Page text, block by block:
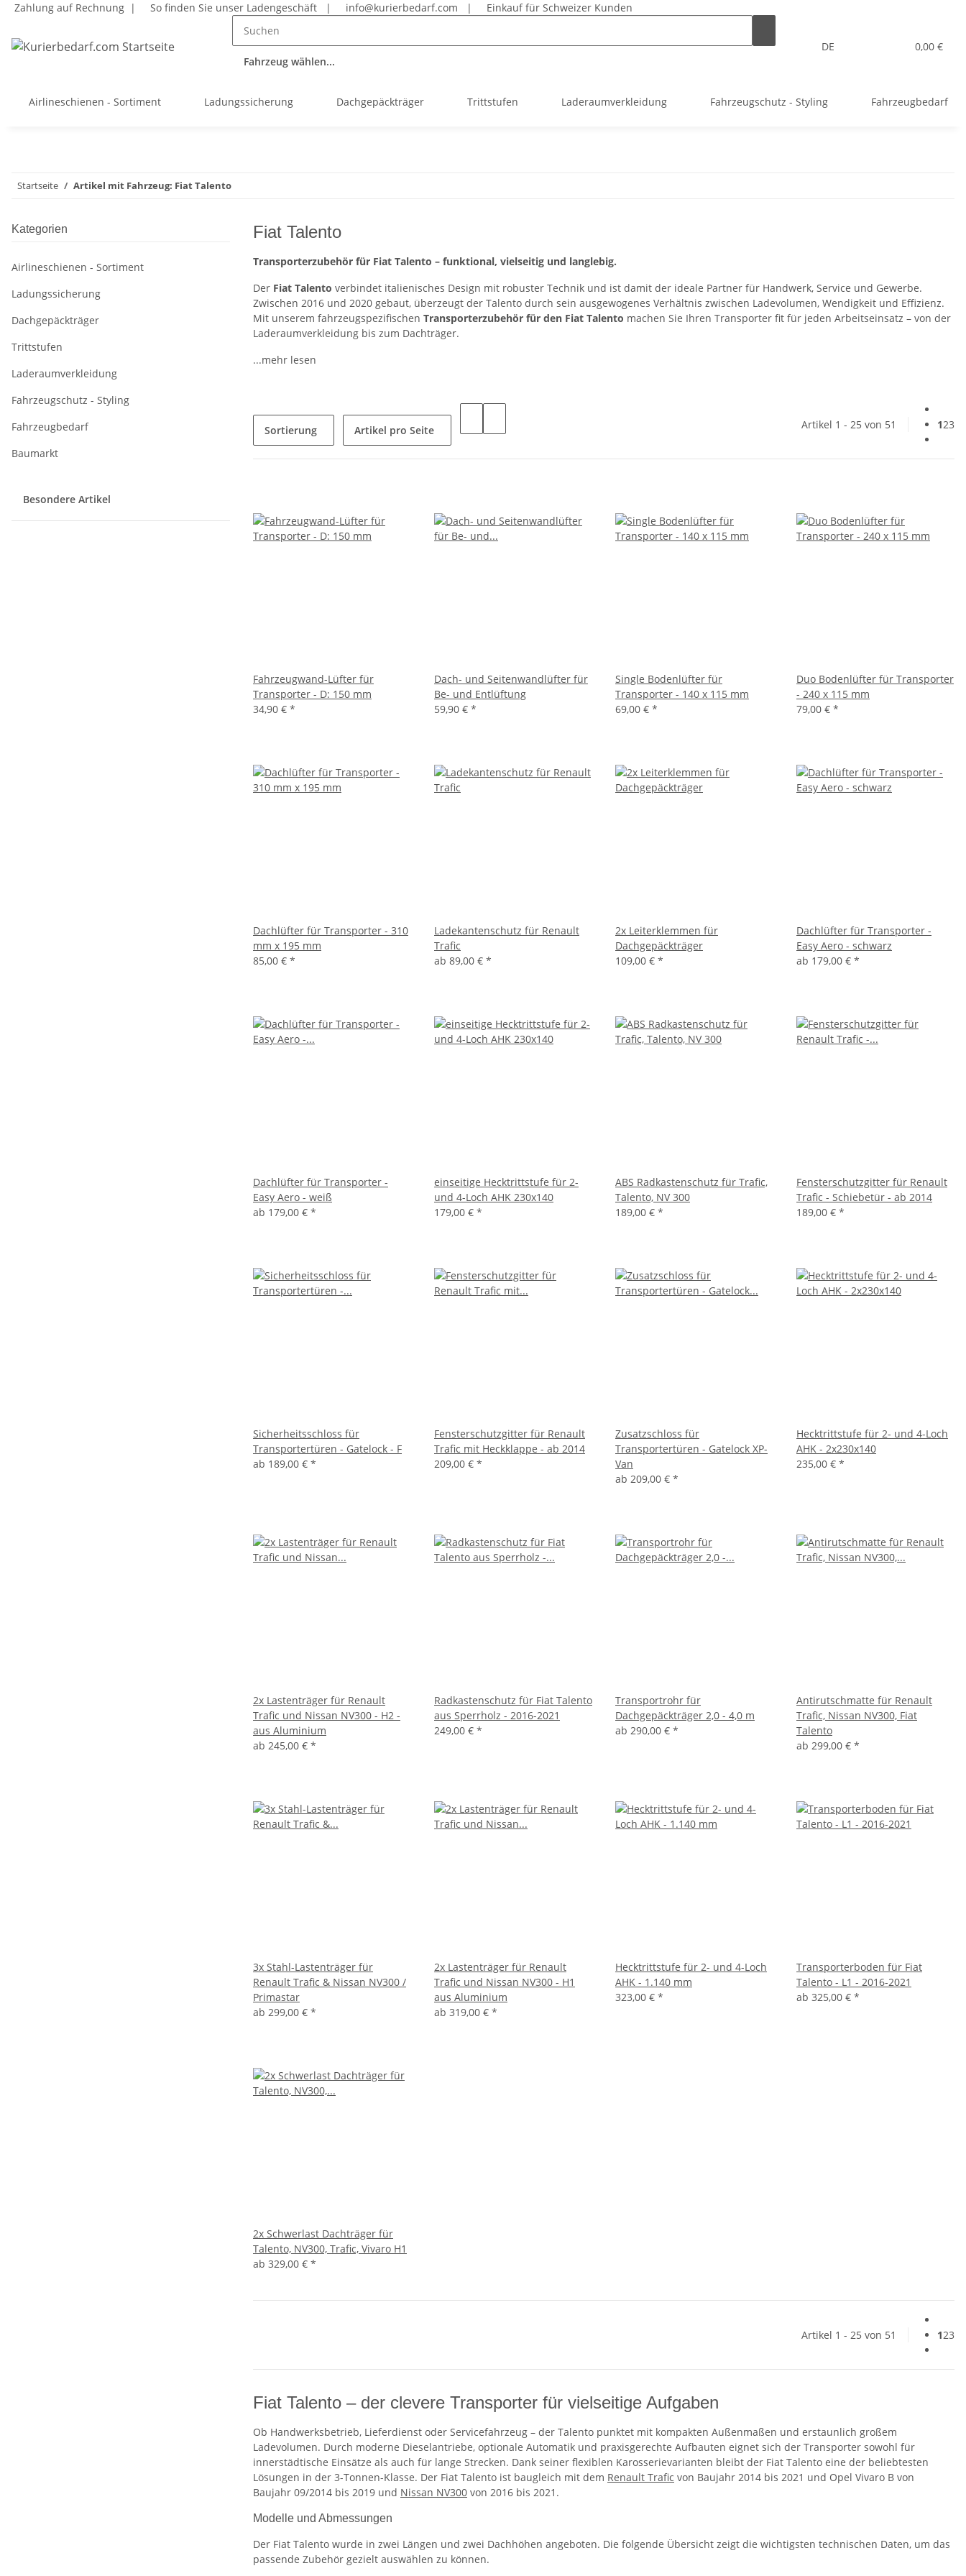
Zahlung auf Rechnung | So finden Sie unser Ladengeschäft | info@kurierbedarf.com | Einkauf für Schweizer Kunden
Fahrzeug wählen...
DE 0,00 €
Airlineschienen - Sortiment Ladungssicherung Dachgepäckträger Trittstufen Laderaumverkleidung Fahrzeugschutz - Styling Fahrzeugbedarf
Startseite Artikel mit Fahrzeug: Fiat Talento
Fiat Talento
Transporterzubehör für Fiat Talento – funktional, vielseitig und langlebig.
Der Fiat Talento verbindet italienisches Design mit robuster Technik und ist damit der ideale Partner für Handwerk, Service und Gewerbe.
Zwischen 2016 und 2020 gebaut, überzeugt der Talento durch sein ausgewogenes Verhältnis zwischen Ladevolumen, Wendigkeit und Effizienz.
Mit unserem fahrzeugspezifischen Transporterzubehör für den Fiat Talento machen Sie Ihren Transporter fit für jeden Arbeitseinsatz – von der
Laderaumverkleidung bis zum Dachträger.
...mehr lesen
Sortierung Artikel pro Seite Artikel 1 - 25 von 51 123
Fahrzeugwand-Lüfter für
Transporter - D: 150 mm
34,90 € *
Dach- und Seitenwandlüfter für
Be- und Entlüftung
59,90 € *
Single Bodenlüfter für
Transporter - 140 x 115 mm
69,00 € *
Duo Bodenlüfter für Transporter
- 240 x 115 mm
79,00 € *
Dachlüfter für Transporter - 310
mm x 195 mm
85,00 € *
Ladekantenschutz für Renault
Trafic
ab 89,00 € *
2x Leiterklemmen für
Dachgepäckträger
109,00 € *
Dachlüfter für Transporter -
Easy Aero - schwarz
ab 179,00 € *
Dachlüfter für Transporter -
Easy Aero - weiß
ab 179,00 € *
einseitige Hecktrittstufe für 2-
und 4-Loch AHK 230x140
179,00 € *
ABS Radkastenschutz für Trafic,
Talento, NV 300
189,00 € *
Fensterschutzgitter für Renault
Trafic - Schiebetür - ab 2014
189,00 € *
Sicherheitsschloss für
Transportertüren - Gatelock - F
ab 189,00 € *
Fensterschutzgitter für Renault
Trafic mit Heckklappe - ab 2014
209,00 € *
Zusatzschloss für
Transportertüren - Gatelock XP-
Van
ab 209,00 € *
Hecktrittstufe für 2- und 4-Loch
AHK - 2x230x140
235,00 € *
2x Lastenträger für Renault
Trafic und Nissan NV300 - H2 -
aus Aluminium
ab 245,00 € *
Radkastenschutz für Fiat Talento
aus Sperrholz - 2016-2021
249,00 € *
Transportrohr für
Dachgepäckträger 2,0 - 4,0 m
ab 290,00 € *
Antirutschmatte für Renault
Trafic, Nissan NV300, Fiat
Talento
ab 299,00 € *
3x Stahl-Lastenträger für
Renault Trafic & Nissan NV300 /
Primastar
ab 299,00 € *
2x Lastenträger für Renault
Trafic und Nissan NV300 - H1
aus Aluminium
ab 319,00 € *
Hecktrittstufe für 2- und 4-Loch
AHK - 1.140 mm
323,00 € *
Transporterboden für Fiat
Talento - L1 - 2016-2021
ab 325,00 € *
2x Schwerlast Dachträger für
Talento, NV300, Trafic, Vivaro H1
ab 329,00 € *
Artikel 1 - 25 von 51 123
Fiat Talento – der clevere Transporter für vielseitige Aufgaben
Ob Handwerksbetrieb, Lieferdienst oder Servicefahrzeug – der Talento punktet mit kompakten Außenmaßen und erstaunlich großem
Ladevolumen. Durch moderne Dieselantriebe, optionale Automatik und praxisgerechte Aufbauten eignet sich der Transporter sowohl für
innerstädtische Einsätze als auch für lange Strecken. Dank seiner flexiblen Karosserievarianten bleibt der Fiat Talento eine der beliebtesten
Lösungen in der 3-Tonnen-Klasse. Der Fiat Talento ist baugleich mit dem Renault Trafic von Baujahr 2014 bis 2021 und Opel Vivaro B von
Baujahr 09/2014 bis 2019 und Nissan NV300 von 2016 bis 2021.
Modelle und Abmessungen
Der Fiat Talento wurde in zwei Längen und zwei Dachhöhen angeboten. Die folgende Übersicht zeigt die wichtigsten technischen Daten, um das
passende Zubehör gezielt auswählen zu können.
Kategorien
Airlineschienen - Sortiment
Ladungssicherung
Dachgepäckträger
Trittstufen
Laderaumverkleidung
Fahrzeugschutz - Styling
Fahrzeugbedarf
Baumarkt
Besondere Artikel